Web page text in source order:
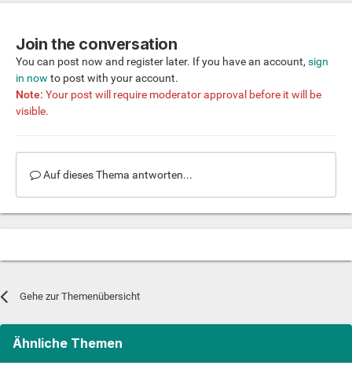
Join the conversation
You can post now and register later. If you have an account, sign
in now to post with your account.
Note: Your post will require moderator approval before it will be
visible.
Auf dieses Thema antworten...
Gehe zur Themenübersicht
Ähnliche Themen